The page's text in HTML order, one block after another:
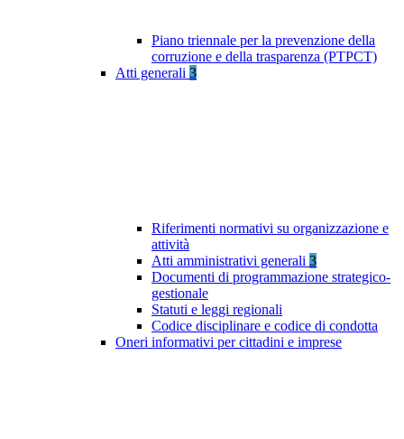
Piano triennale per la prevenzione della
corruzione e della trasparenza (PTPCT)
Atti generali 3
Riferimenti normativi su organizzazione e
attività
Atti amministrativi generali 3
Documenti di programmazione strategico-
gestionale
Statuti e leggi regionali
Codice disciplinare e codice di condotta
Oneri informativi per cittadini e imprese